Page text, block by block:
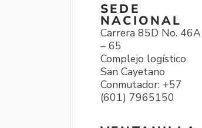
SEDE
NACIONAL
Carrera 85D No. 46A
– 65
Complejo logístico
San Cayetano
Conmutador: +57
(601) 7965150